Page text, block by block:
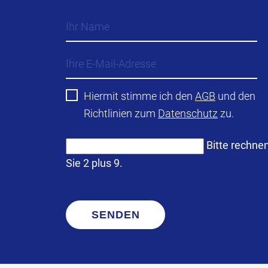
Hiermit stimme ich den AGB und den
Richtlinien zum Datenschutz zu.
Bitte
Sie 2 plus 9.
SENDEN